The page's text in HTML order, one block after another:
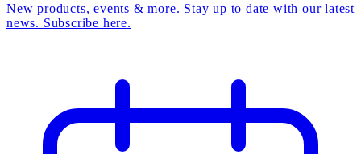
New products, events & more. Stay up to date with our latest
news. Subscribe here.